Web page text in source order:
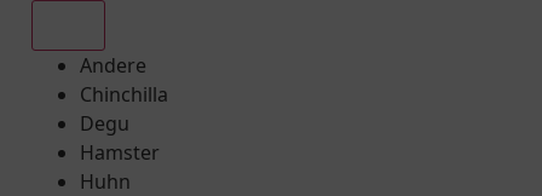
Andere
Chinchilla
Degu
Hamster
Huhn